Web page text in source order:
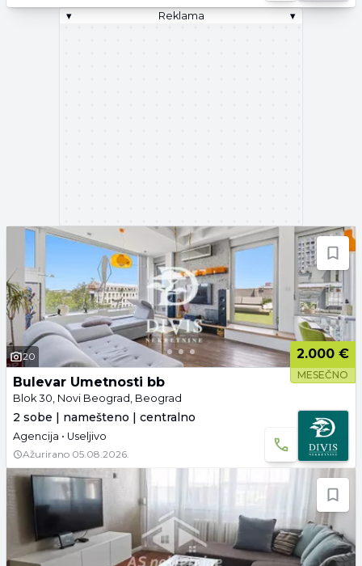
▾
Reklama ▾
20 2.000 €
MESEČNO
Bulevar Umetnosti bb
Blok 30, Novi Beograd, Beograd
2 sobe | namešteno | centralno
Agencija • Useljivo
Ažurirano 05.08.2026.